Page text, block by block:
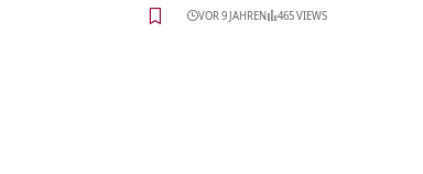
VOR 9 JAHREN 465 VIEWS